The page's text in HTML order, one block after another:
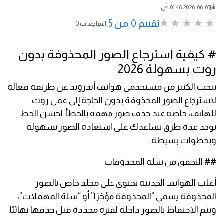
2026-06-03 01:46 ص
تقييم 0 من 5. 0 المراجعات
# كيفية استرجاع الصور المحذوفة بدون
روت بسهولة 2026
يبحث الكثير من مستخدمي هواتف أندرويد عن طريقة فعالة
لاسترجاع الصور المحذوفة بدون الحاجة إلى عمل روت
للهاتف، خاصة عند حذف صور مهمة بالخطأ. لحسن الحظ
توجد عدة طرق تساعدك على استعادة الصور بسهولة
وبخطوات بسيطة.
## التحقق من سلة المحذوفات
أغلب الهواتف الحديثة تحتوي على مجلد خاص بالصور
المحذوفة يسمى “المحذوفة مؤخرًا” أو “سلة المهملات”،
ويتم الاحتفاظ بالصور داخله لفترة محددة قبل حذفها نهائيًا.